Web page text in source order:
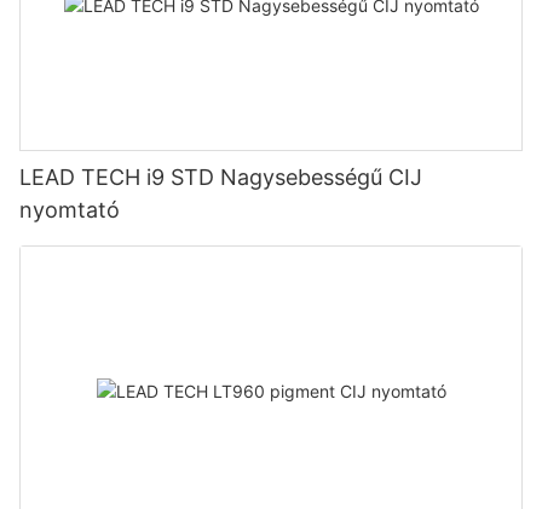
LEAD TECH i9 STD Nagysebességű CIJ
nyomtató